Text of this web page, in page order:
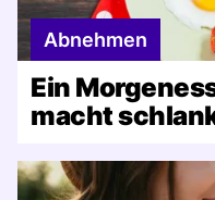
Abnehmen
Ein
macht